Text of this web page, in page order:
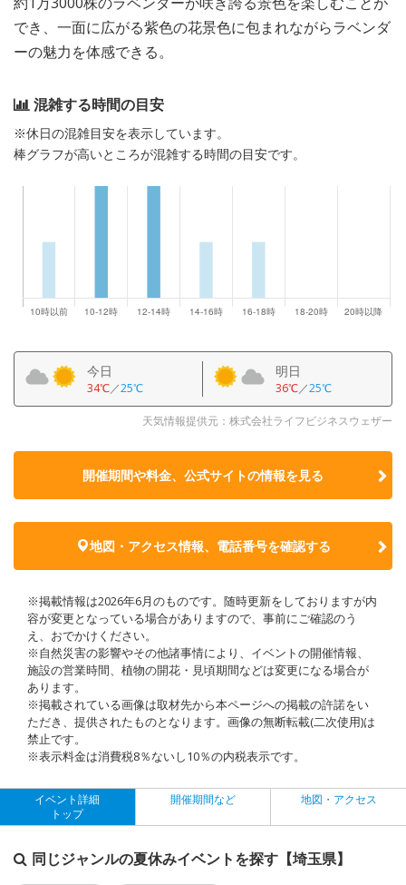
でき、一面に広がる紫色の花景色に包まれながらラベンダ
ーの魅力を体感できる。
混雑する時間の目安
※休日の混雑目安を表示しています。
棒グラフが高いところが混雑する時間の目安です。
今日
34℃／25℃
明日
36℃／25℃
天気情報提供元：株式会社ライフビジネスウェザー
開催期間や料金、公式サイトの情報を見る
地図・アクセス情報、電話番号を確認する
※掲載情報は2026年6月のものです。随時更新をしておりますが内
容が変更となっている場合がありますので、事前にご確認のう
え、おでかけください。
※自然災害の影響やその他諸事情により、イベントの開催情報、
施設の営業時間、植物の開花・見頃期間などは変更になる場合が
あります。
※掲載されている画像は取材先から本ページへの掲載の許諾をい
ただき、提供されたものとなります。画像の無断転載(二次使用)は
禁止です。
※表示料金は消費税8％ないし10％の内税表示です。
イベント詳細
トップ
開催期間など 地図・アクセス
同じジャンルの夏休みイベントを探す【埼玉県】